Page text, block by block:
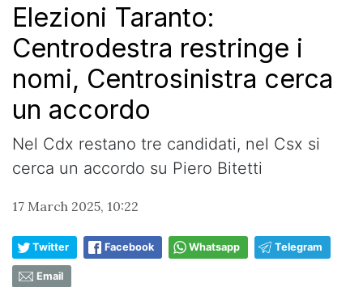
Elezioni Taranto:
Centrodestra restringe i
nomi, Centrosinistra cerca
un accordo
Nel Cdx restano tre candidati, nel Csx si
cerca un accordo su Piero Bitetti
17 March 2025, 10:22
Twitter Facebook Whatsapp Telegram
Email